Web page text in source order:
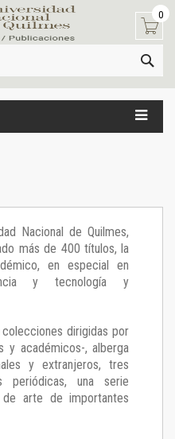
0
Nacional de Quilmes,
más de 400 títulos, la
en especial en
y tecnología y
dirigidas por
y académicos-, alberga
y extranjeros, tres
periódicas, una serie
arte de importantes